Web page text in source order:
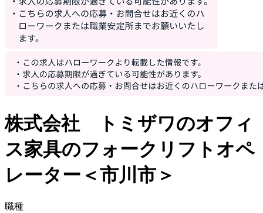
株式会社 トミザワのオフィ
ス家具のフォークリフトオペ
レーター＜市川市＞
職種